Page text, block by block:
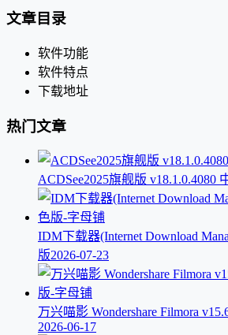
文章目录
软件功能
软件特点
下载地址
热门文章
ACDSee2025旗舰版 v18.1.0.4080
IDM下载器(Internet Download
版2026-07-23
万兴喵影 Wondershare Filmora
2026-06-17